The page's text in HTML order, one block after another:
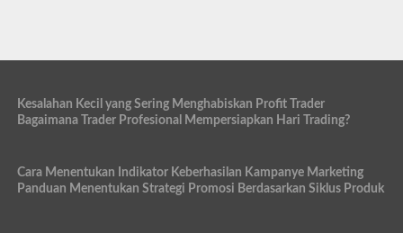
Kesalahan Kecil yang Sering Menghabiskan Profit Trader
Bagaimana Trader Profesional Mempersiapkan Hari Trading?
Cara Menentukan Indikator Keberhasilan Kampanye Marketing
Panduan Menentukan Strategi Promosi Berdasarkan Siklus Produk